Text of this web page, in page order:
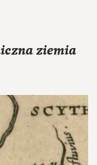
ziemia